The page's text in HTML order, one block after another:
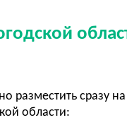
разместить сразу
области: